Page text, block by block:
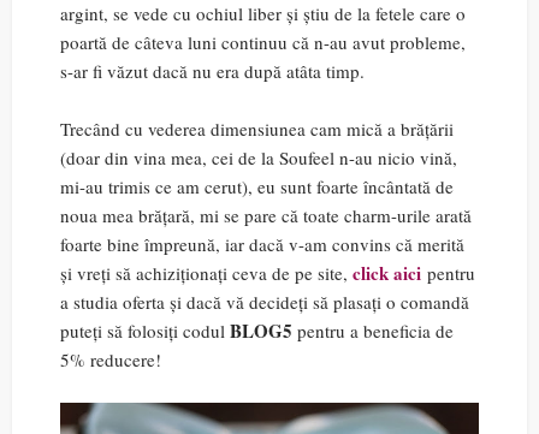
argint, se vede cu ochiul liber și știu de la fetele care o
poartă de câteva luni continuu că n-au avut probleme,
s-ar fi văzut dacă nu era după atâta timp.
Trecând cu vederea dimensiunea cam mică a brățării
(doar din vina mea, cei de la Soufeel n-au nicio vină,
mi-au trimis ce am cerut), eu sunt foarte încântată de
noua mea brățară, mi se pare că toate charm-urile arată
foarte bine împreună, iar dacă v-am convins că merită
și vreți să achiziționați ceva de pe site, click aici pentru
a studia oferta și dacă vă decideți să plasați o comandă
puteți să folosiți codul BLOG5 pentru a beneficia de
5% reducere!